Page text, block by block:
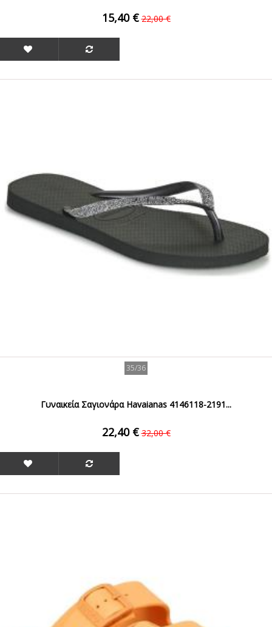
15,40 € 22,00 €
35/36
Γυναικεία Σαγιονάρα Havaianas 4146118-2191...
22,40 € 32,00 €